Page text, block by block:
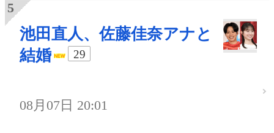
池田直人、佐藤佳奈アナと
結婚
29
08月07日 20:01